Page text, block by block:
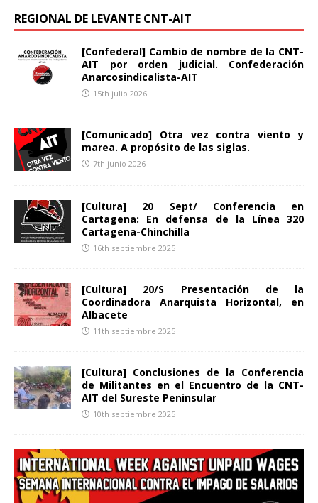
REGIONAL DE LEVANTE CNT-AIT
[Confederal] Cambio de nombre de la CNT-
AIT por orden judicial. Confederación
Anarcosindicalista-AIT
15th julio 2026
[Comunicado] Otra vez contra viento y
marea. A propósito de las siglas.
7th junio 2026
[Cultura] 20 Sept/ Conferencia en
Cartagena: En defensa de la Línea 320
Cartagena-Chinchilla
16th septiembre 2025
[Cultura] 20/S Presentación de la
Coordinadora Anarquista Horizontal, en
Albacete
11th septiembre 2025
[Cultura] Conclusiones de la Conferencia
de Militantes en el Encuentro de la CNT-
AIT del Sureste Peninsular
10th septiembre 2025